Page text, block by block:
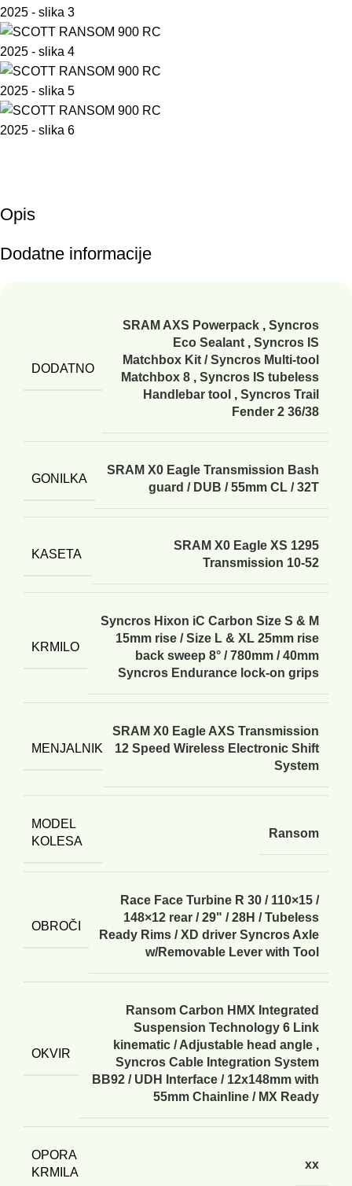
Opis
Dodatne informacije
DODATNO
SRAM AXS Powerpack , Syncros
Eco Sealant , Syncros IS
Matchbox Kit / Syncros Multi-tool
Matchbox 8 , Syncros IS tubeless
Handlebar tool , Syncros Trail
Fender 2 36/38
GONILKA
SRAM X0 Eagle Transmission Bash
guard / DUB / 55mm CL / 32T
KASETA
SRAM X0 Eagle XS 1295
Transmission 10-52
KRMILO
Syncros Hixon iC Carbon Size S & M
15mm rise / Size L & XL 25mm rise
back sweep 8° / 780mm / 40mm
Syncros Endurance lock-on grips
MENJALNIK
SRAM X0 Eagle AXS Transmission
12 Speed Wireless Electronic Shift
System
MODEL
KOLESA
Ransom
OBROČI
Race Face Turbine R 30 / 110×15 /
148×12 rear / 29" / 28H / Tubeless
Ready Rims / XD driver Syncros Axle
w/Removable Lever with Tool
OKVIR
Ransom Carbon HMX Integrated
Suspension Technology 6 Link
kinematic / Adjustable head angle ,
Syncros Cable Integration System
BB92 / UDH Interface / 12x148mm with
55mm Chainline / MX Ready
OPORA
KRMILA
xx